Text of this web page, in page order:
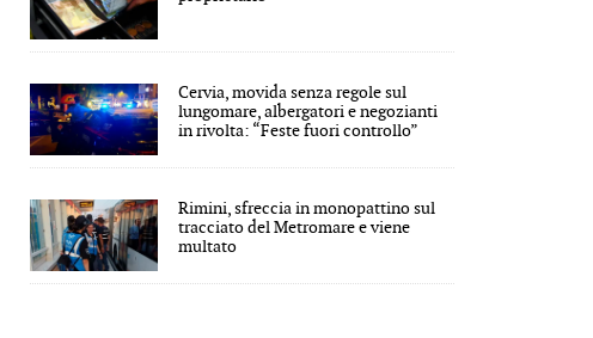
Cervia, movida senza regole sul
lungomare, albergatori e negozianti
in rivolta: “Feste fuori controllo”
Rimini, sfreccia in monopattino sul
tracciato del Metromare e viene
multato